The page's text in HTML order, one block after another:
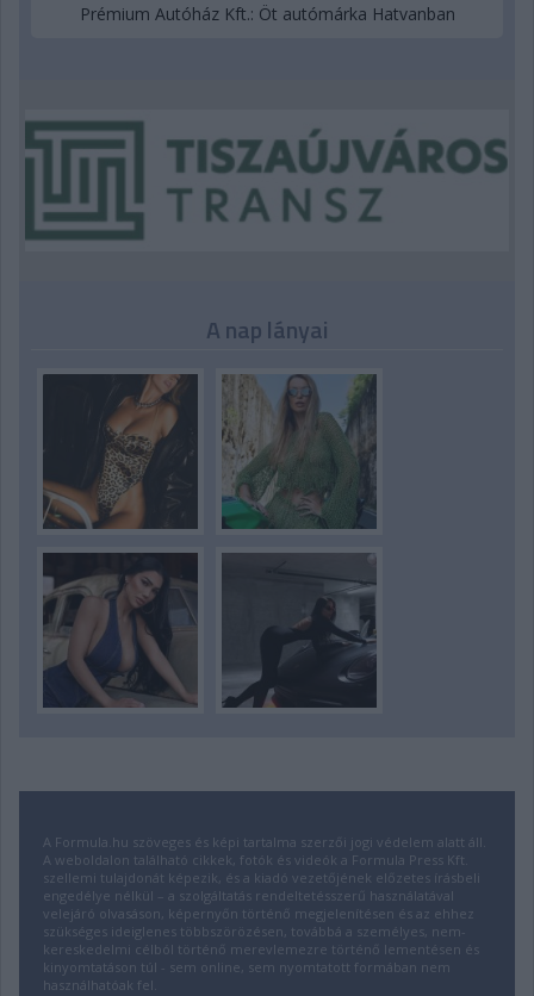
Prémium Autóház Kft.: Öt autómárka Hatvanban
A nap lányai
A Formula.hu szöveges és képi tartalma szerzői jogi védelem alatt áll.
A weboldalon található cikkek, fotók és videók a Formula Press Kft.
szellemi tulajdonát képezik, és a kiadó vezetőjének előzetes írásbeli
engedélye nélkül – a szolgáltatás rendeltetésszerű használatával
velejáró olvasáson, képernyőn történő megjelenítésen és az ehhez
szükséges ideiglenes többszörözésen, továbbá a személyes, nem-
kereskedelmi célból történő merevlemezre történő lementésen és
kinyomtatáson túl - sem online, sem nyomtatott formában nem
használhatóak fel.